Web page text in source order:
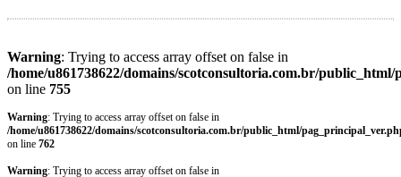
Warning: Trying to access array offset on false in
/home/u861738622/domains/scotconsultoria.com.br/
on line 755
Warning: Trying to access array offset on false in
/home/u861738622/domains/scotconsultoria.com.br/public_html/
on line 762
Warning: Trying to access array offset on false in